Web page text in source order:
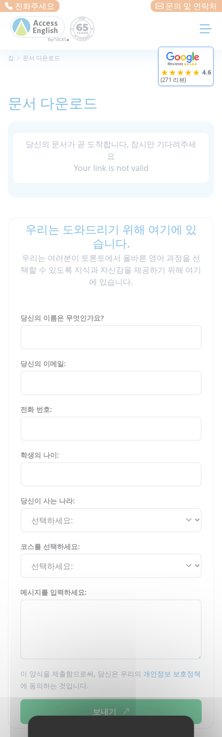
전화주세요 문의 및 연락처
★★★★★ 4.6
(271 리뷰)
집 문서 다운로드
문서 다운로드
당신의 문서가 곧 도착합니다, 잠시만 기다려주세
요
Your link is not valid
우리는 도와드리기 위해 여기에 있
습니다.
우리는 여러분이 토론토에서 올바른 영어 과정을 선
택할 수 있도록 지식과 자신감을 제공하기 위해 여기
에 있습니다.
당신의 이름은 무엇인가요?
당신의 이메일:
전화 번호:
학생의 나이:
당신이 사는 나라:
코스를 선택하세요:
메시지를 입력하세요:
이 양식을 제출함으로써, 당신은 우리의 개인정보 보호정책
에 동의하는 것입니다.
보내기
Cookies management panel